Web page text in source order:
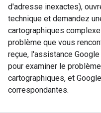
d'adresse inexactes),
technique et demandez
cartographiques
problème que vous
reçue, l'assistance
pour examiner le
cartographiques, et
correspondantes.